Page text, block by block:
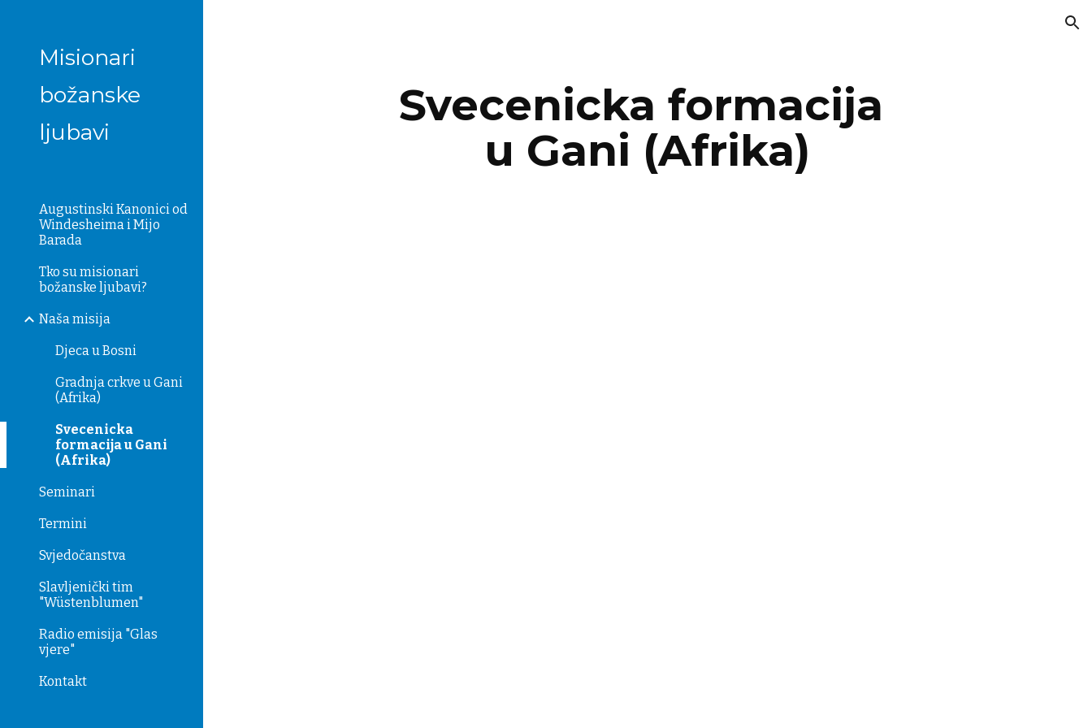
Misionari
božanske
ljubavi
Augustinski Kanonici od
Windesheima i Mijo
Barada
Tko su misionari
božanske ljubavi?
Naša misija
Djeca u Bosni
Gradnja crkve u Gani
(Afrika)
Svecenicka
formacija u Gani
(Afrika)
Seminari
Termini
Svjedočanstva
Slavljenički tim
"Wüstenblumen"
Radio emisija "Glas
vjere"
Kontakt
Svecenicka formacija
u Gani (Afrika)